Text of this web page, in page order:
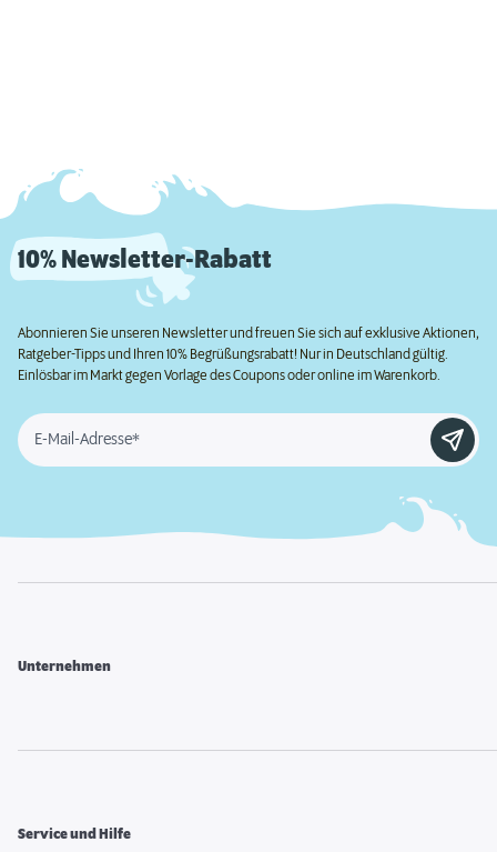
10% Newsletter-Rabatt
Abonnieren Sie unseren Newsletter und freuen Sie sich auf exklusive Aktionen,
Ratgeber-Tipps und Ihren 10% Begrüßungsrabatt! Nur in Deutschland gültig.
Einlösbar im Markt gegen Vorlage des Coupons oder online im Warenkorb.
E-Mail-Adresse*
Unternehmen
Service und Hilfe